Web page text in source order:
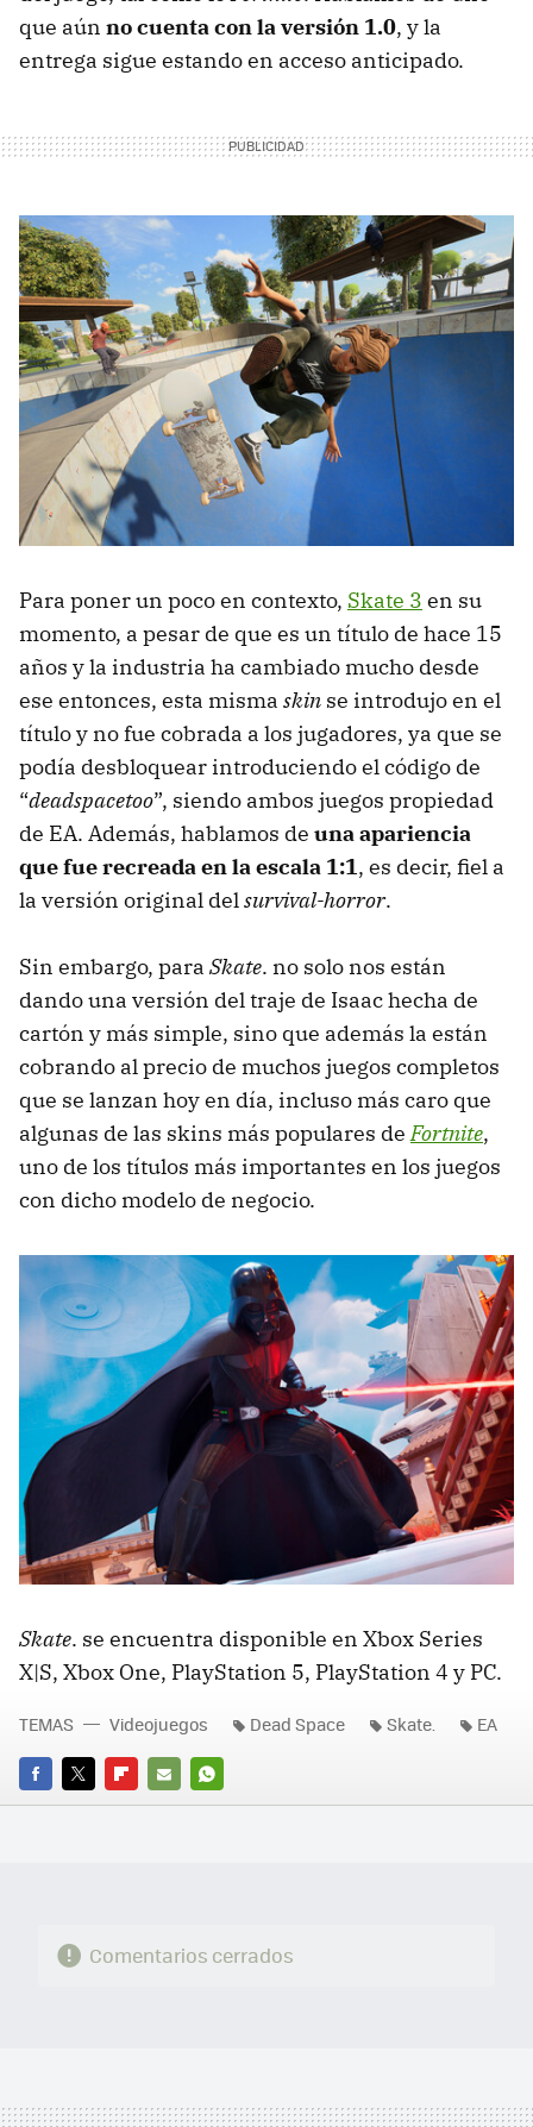
que aún no cuenta con la versión 1.0, y la
entrega sigue estando en acceso anticipado.
Para poner un poco en contexto, Skate 3 en su
momento, a pesar de que es un título de hace 15
años y la industria ha cambiado mucho desde
ese entonces, esta misma skin se introdujo en el
título y no fue cobrada a los jugadores, ya que se
podía desbloquear introduciendo el código de
“deadspacetoo”, siendo ambos juegos propiedad
de EA. Además, hablamos de una apariencia
que fue recreada en la escala 1:1, es decir, fiel a
la versión original delsurvival-horror.
Sin embargo, para Skate. no solo nos están
dando una versión del traje de Isaac hecha de
cartón y más simple, sino que además la están
cobrando al precio de muchos juegos completos
que se lanzan hoy en día, incluso más caro que
algunas de las skins más populares deFortnite,
uno de los títulos más importantes en los juegos
con dicho modelo de negocio.
Skate. se encuentra disponible en Xbox Series
X|S, Xbox One, PlayStation 5, PlayStation 4 y PC.
FACEBOOK
TWITTERFLIPBOARD
E-
WHATSAPP
TEMAS Videojuegos Dead Space Skate. EA
Comentarios cerrados